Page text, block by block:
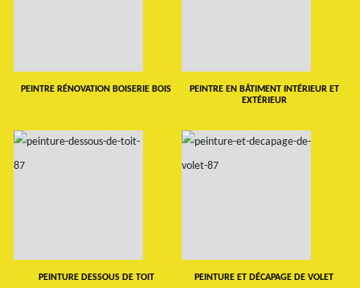
PEINTRE RÉNOVATION BOISERIE BOIS
PEINTRE EN BÂTIMENT INTÉRIEUR ET
EXTÉRIEUR
PEINTURE DESSOUS DE TOIT PEINTURE ET DÉCAPAGE DE VOLET